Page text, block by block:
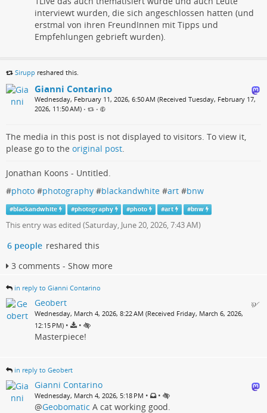
interviewt wurden, die sich angeschlossen hatten (und
erstmal von ihren FreundInnen mit Tipps und
Empfehlungen gebrieft wurden).
Sirupp reshared this.
Gianni Contarino
Wednesday, February 11, 2026, 6:50 AM (Received Tuesday, February 17,
2026, 11:50 AM) • •
The media in this post is not displayed to visitors. To view it,
please go to the original post
Jonathan Koons - Untitled.
#photo #photography #blackandwhite #art #bnw
#blackandwhite #photography #photo #art #bnw
This entry was edited (Saturday, June 20, 2026, 7:43 AM)
6 people reshared this
3 comments - Show more
in reply to Gianni Contarino
Geobert
Wednesday, March 4, 2026, 8:22 AM (Received Friday, March 6, 2026,
12:15 PM) • •
Masterpiece!
in reply to Geobert
Gianni Contarino
Wednesday, March 4, 2026, 5:18 PM • •
@Geobomatic A cat working good.